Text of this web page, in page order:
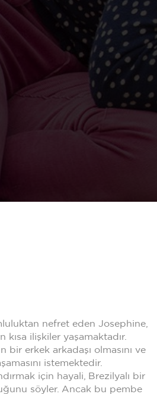
nefret eden Josephine,
ilişkiler yaşamaktadır.
bir erkek arkadaşı olmasını ve
istemektedir.
için hayali, Brezilyalı bir
söyler. Ancak bu pembe